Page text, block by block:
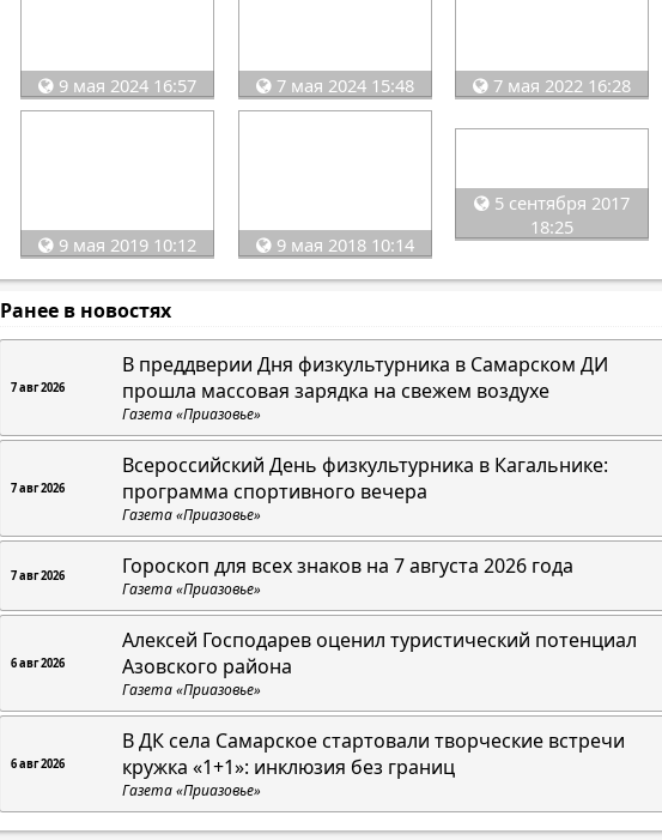
9 мая 2024 16:57 7 мая 2024 15:48 7 мая 2022 16:28
9 мая 2019 10:12 9 мая 2018 10:14
5 сентября 2017
18:25
Ранее в новостях
7 авг 2026
В преддверии Дня физкультурника в Самарском ДИ
прошла массовая зарядка на свежем воздухе
Газета «Приазовье»
7 авг 2026
Всероссийский День физкультурника в Кагальнике:
программа спортивного вечера
Газета «Приазовье»
7 авг 2026 Гороскоп для всех знаков на 7 августа 2026 года
Газета «Приазовье»
6 авг 2026
Алексей Господарев оценил туристический потенциал
Азовского района
Газета «Приазовье»
6 авг 2026
В ДК села Самарское стартовали творческие встречи
кружка «1+1»: инклюзия без границ
Газета «Приазовье»